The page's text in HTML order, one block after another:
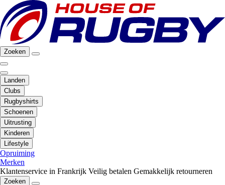
Zoeken
Landen
Clubs
Rugbyshirts
Schoenen
Uitrusting
Kinderen
Lifestyle
Opruiming
Merken
Klantenservice in Frankrijk Veilig betalen Gemakkelijk retourneren
Zoeken